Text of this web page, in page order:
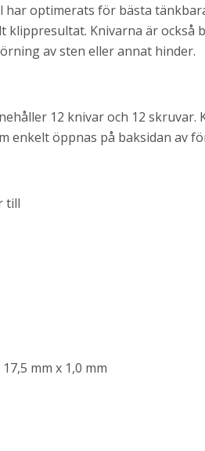
optimerats för bästa
Knivarna är också
av sten eller annat hinder.
12 knivar och 12 skruvar.
enkelt öppnas på baksidan av
till
mm x 1,0 mm